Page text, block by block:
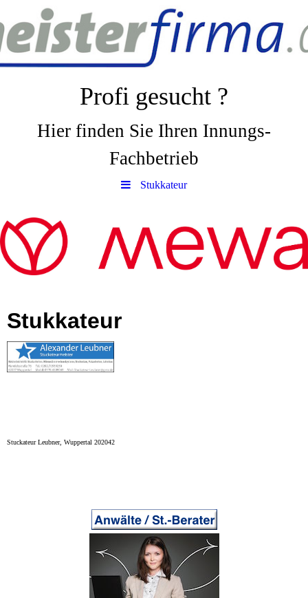
Profi gesucht ?
Hier finden Sie Ihren Innungs-
Fachbetrieb
Stukkateur
Stukkateur
Stuckateur Leubner, Wuppertal 202042